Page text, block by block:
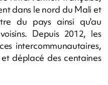
dans le nord du Mali et
du pays ainsi qu'au
Depuis 2012, les
intercommunautaires,
déplacé des centaines